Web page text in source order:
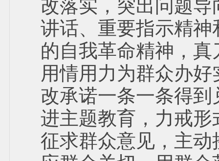
改落实，突出问题
讲话、重要指示精
的自我革命精神，
用情用力为群众办
改承诺一条一条得
进主题教育，力戒
征求群众意见，主